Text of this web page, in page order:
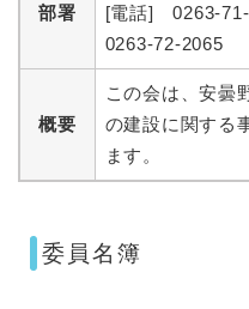
部署
[電話] 0263-
0263-72-2065
概要
この会は、安曇
の建設に関する
ます。
委員名簿